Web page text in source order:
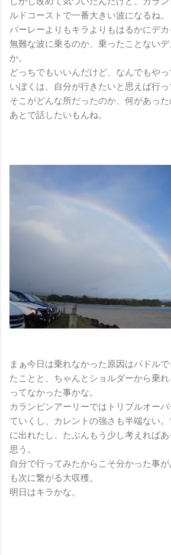
ルドコーストで一番大きい波になるね。
バーレーよりもキラよりもはるかにデカ
無難な波に乗るのか、乗ったことない
か。
どっちでもいいんだけど、なんでもや
いぼくは、自分が行きたいと思えば行っ
そこがどんな所だったのか、何があった
あとで話したいもんね。
まぁ今日は乗れなかった原因はパドル
たことと、ちゃんとショルダーから乗
ってなかった事かな。
カランビンアーリーではトリプルオー
ていくし、カレントの強さも半端ない
に出れたし、たぶんもう少し考えれば
思う。
自分で行ってみたからこそ分かった事
も次に繋がる大収穫。
明日はキラかな。